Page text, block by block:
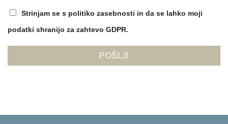
Strinjam se s politiko zasebnosti in da se lahko moji
podatki shranijo za zahtevo GDPR.